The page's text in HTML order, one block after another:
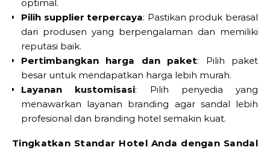
optimal.
Pilih supplier terpercaya: Pastikan produk berasal
dari produsen yang berpengalaman dan memiliki
reputasi baik.
Pertimbangkan harga dan paket: Pilih paket
besar untuk mendapatkan harga lebih murah.
Layanan kustomisasi: Pilih penyedia yang
menawarkan layanan branding agar sandal lebih
profesional dan branding hotel semakin kuat.
Tingkatkan Standar Hotel Anda dengan Sandal